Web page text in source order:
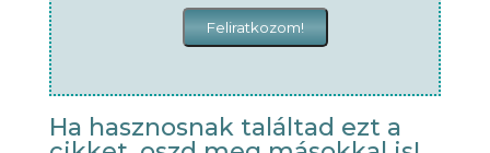
Ha hasznosnak találtad ezt a